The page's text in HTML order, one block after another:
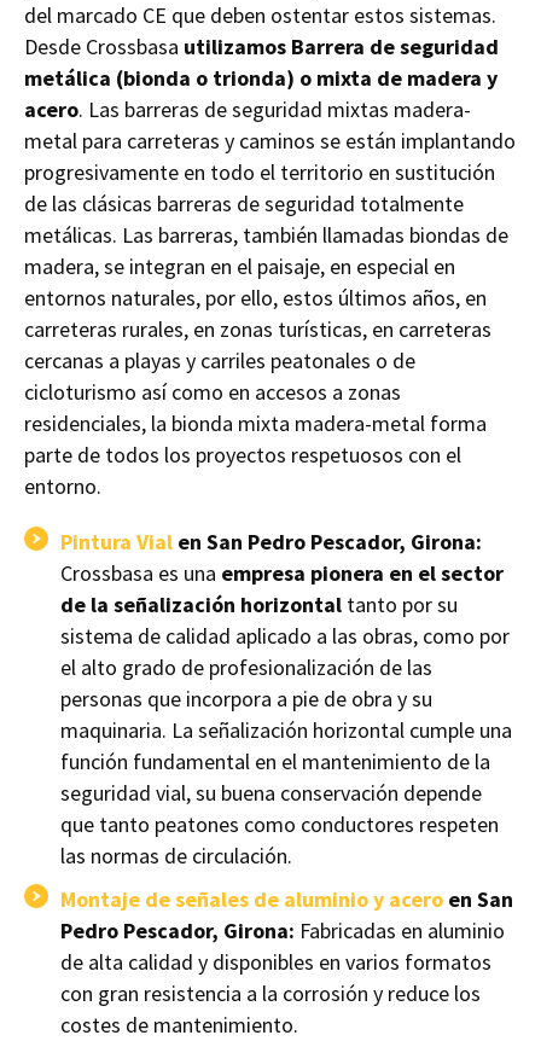
del marcado CE que deben ostentar estos sistemas.
Desde Crossbasa utilizamos Barrera de seguridad
metálica (bionda o trionda) o mixta de madera y
acero. Las barreras de seguridad mixtas madera-
metal para carreteras y caminos se están implantando
progresivamente en todo el territorio en sustitución
de las clásicas barreras de seguridad totalmente
metálicas. Las barreras, también llamadas biondas de
madera, se integran en el paisaje, en especial en
entornos naturales, por ello, estos últimos años, en
carreteras rurales, en zonas turísticas, en carreteras
cercanas a playas y carriles peatonales o de
cicloturismo así como en accesos a zonas
residenciales, la bionda mixta madera-metal forma
parte de todos los proyectos respetuosos con el
entorno.
Pintura Vial en San Pedro Pescador, Girona:
Crossbasa es una empresa pionera en el sector
de la señalización horizontal tanto por su
sistema de calidad aplicado a las obras, como por
el alto grado de profesionalización de las
personas que incorpora a pie de obra y su
maquinaria. La señalización horizontal cumple una
función fundamental en el mantenimiento de la
seguridad vial, su buena conservación depende
que tanto peatones como conductores respeten
las normas de circulación.
Montaje de señales de aluminio y acero en San
Pedro Pescador, Girona: Fabricadas en aluminio
de alta calidad y disponibles en varios formatos
con gran resistencia a la corrosión y reduce los
costes de mantenimiento.